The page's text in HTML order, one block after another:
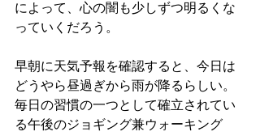
によって、心の闇も少しずつ明るくな
っていくだろう。
早朝に天気予報を確認すると、今日は
どうやら昼過ぎから雨が降るらしい。
毎日の習慣の一つとして確立されてい
る午後のジョギング兼ウォーキング